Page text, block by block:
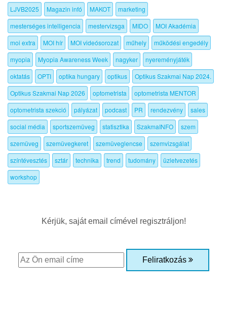
LJVB2025
Magazin infó MAKOT
marketing
mesterséges intelligencia
mestervizsga MIDO
MOI Akadémia
moi extra
MOI hír MOI videósorozat műhely
működési engedély
myopia
Myopia Awareness Week nagyker
nyereményjáték
oktatás
OPTI optika hungary optikus
Optikus Szakmai Nap 2024.
Optikus Szakmai Nap 2026
optometrista
optometrista MENTOR
optometrista szekció
pályázat podcast PR rendezvény
sales
social média
sportszemüveg statisztika SzakmaINFO
szem
szemüveg
szemüvegkeret szemüveglencse
szemvizsgálat
színtévesztés
sztár technika trend tudomány
üzletvezetés
workshop
Kérjük, saját email címével regisztráljon!
Feliratkozás